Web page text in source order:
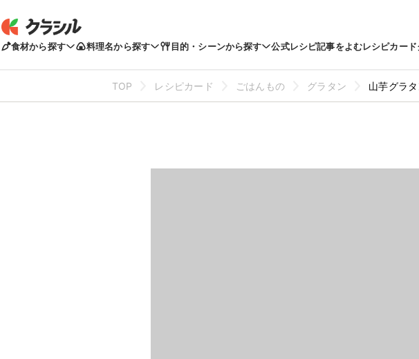
食材から探す 料理名から探す 目的・シーンから探す 公式レシピ記事をよむレシピカード
TOP レシピカード ごはんもの グラタン 山芋グラ